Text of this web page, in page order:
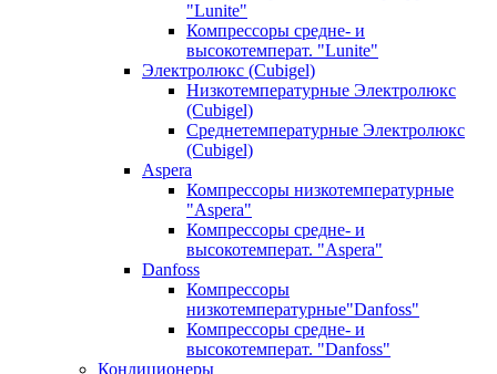
"Lunite"
Компрессоры средне- и
высокотемперат. "Lunite"
Электролюкс (Cubigel)
Низкотемпературные Электролюкс
(Cubigel)
Среднетемпературные Электролюкс
(Cubigel)
Aspera
Компрессоры низкотемпературные
"Aspera"
Компрессоры средне- и
высокотемперат. "Aspera"
Danfoss
Компрессоры
низкотемпературные"Danfoss"
Компрессоры средне- и
высокотемперат. "Danfoss"
Кондиционеры